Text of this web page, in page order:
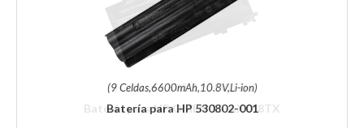
(9 Celdas,6600mAh,10.8V,Li-ion)
Batería para HP 530802-001